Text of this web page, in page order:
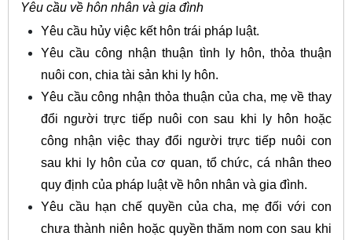
Yêu cầu về hôn nhân và gia đình
Yêu cầu hủy việc kết hôn trái pháp luật.
Yêu cầu công nhận thuận tình ly hôn, thỏa thuận
nuôi con, chia tài sản khi ly hôn.
Yêu cầu công nhận thỏa thuận của cha, mẹ về thay
đổi người trực tiếp nuôi con sau khi ly hôn hoặc
công nhận việc thay đổi người trực tiếp nuôi con
sau khi ly hôn của cơ quan, tổ chức, cá nhân theo
quy định của pháp luật về hôn nhân và gia đình.
Yêu cầu hạn chế quyền của cha, mẹ đối với con
chưa thành niên hoặc quyền thăm nom con sau khi